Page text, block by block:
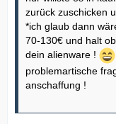
zurück zuschicken
*ich glaub dann
70-130€ und halt
dein alienware !
problemartische
anschaffung !